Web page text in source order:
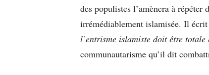
des populistes l’amènera à répéter
irrémédiablement islamisée. Il
l’entrisme islamiste doit être
communautarisme qu’il dit